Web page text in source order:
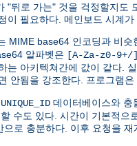
"뒤로 가는" 것을 걱정할지도
이 필요하다. 메인보드 시계
MIME base64 인코딩과 비
알파벳은 [A-Za-z0-9+/]
는 아키텍쳐간에 값이 같다.
안됨을 강조한다. 프로그램은
UNIQUE_ID 데이터베이스와 충
수도 있다. 시간이 기본적
으로 충분하다. 이후 요청을